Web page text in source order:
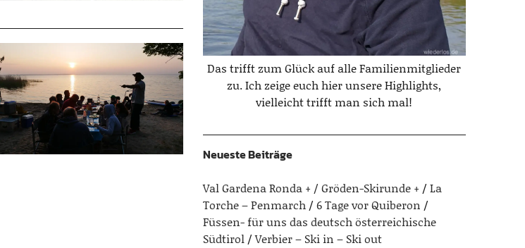
Das trifft zum Glück auf alle Familienmitglieder
zu. Ich zeige euch hier unsere Highlights,
vielleicht trifft man sich mal!
Neueste Beiträge
Val Gardena Ronda + / Gröden-Skirunde +
La
Torche – Penmarch
6 Tage vor Quiberon
Füssen- für uns das deutsch österreichische
Südtirol
Verbier – Ski in – Ski out